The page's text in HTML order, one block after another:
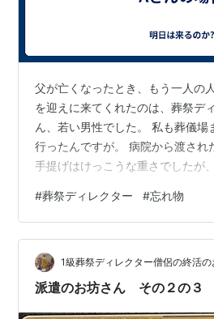
父が亡くなったとき、もう一人の
を迎えに来てくれたのは、葬祭デ
ん、若い男性でした。 私も葬儀場
行ったんですが。 病院から渡され
手提げはけっこうな重さでしたが
運んでくれました。 ところで、病
車だと20分かかるかかからないか
院に自転車を置いて行っていたの
安置して、いくつか話をした後、
まで送ってくれました。 電車だと
#葬祭ディレクター #忘れ物
1級葬祭ディレクター僧侶の終活の
派遣のお坊さん その２の